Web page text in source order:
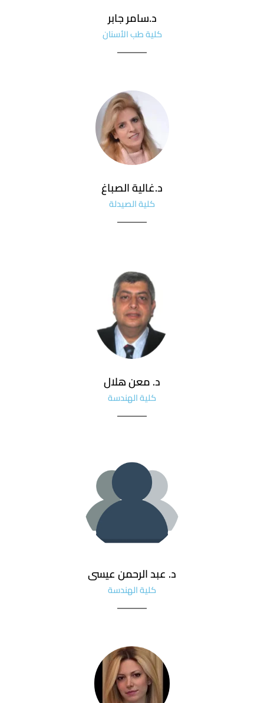
د.سامر جابر
كلية طب الأسنان
د.غالية الصباغ
كلية الصيدلة
د. معن هلال
كلية الهندسة
د. عبد الرحمن عيسى
كلية الهندسة